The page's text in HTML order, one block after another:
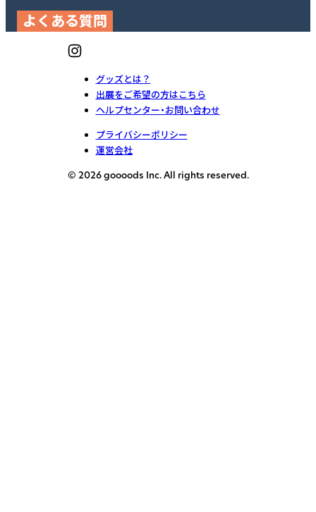
よくある質問
グッズとは？
出展をご希望の方はこちら
ヘルプセンター・お問い合わせ
プライバシーポリシー
運営会社
© 2026 goooods Inc. All rights reserved.